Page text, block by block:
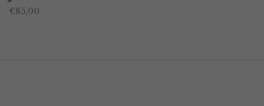
productpagina
heeft
€85,00